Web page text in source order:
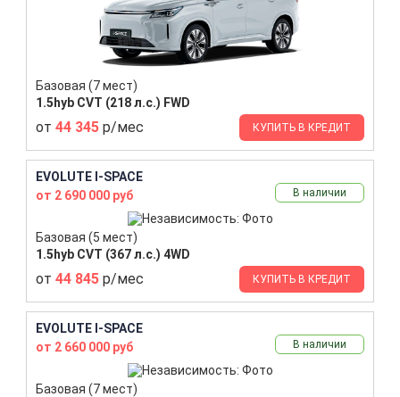
Базовая (7 мест)
1.5hyb CVT (218 л.с.) FWD
от 44 345 р/мес КУПИТЬ В КРЕДИТ
EVOLUTE I-SPACE
от 2 690 000 руб
В наличии
Базовая (5 мест)
1.5hyb CVT (367 л.с.) 4WD
от 44 845 р/мес КУПИТЬ В КРЕДИТ
EVOLUTE I-SPACE
от 2 660 000 руб
В наличии
Базовая (7 мест)